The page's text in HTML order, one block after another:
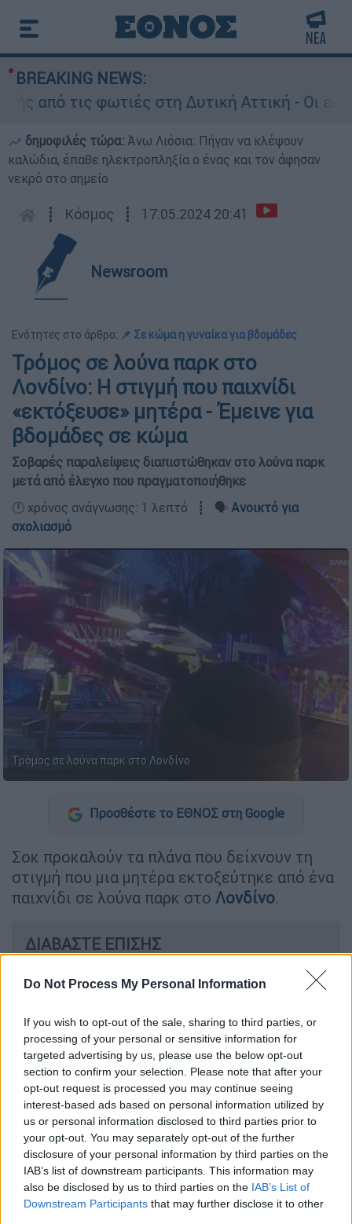
Do Not Process My Personal Information
If you wish to opt-out of the sale, sharing to third parties, or
processing of your personal or sensitive information for
targeted advertising by us, please use the below opt-out
section to confirm your selection. Please note that after your
opt-out request is processed you may continue seeing
interest-based ads based on personal information utilized by
us or personal information disclosed to third parties prior to
your opt-out. You may separately opt-out of the further
disclosure of your personal information by third parties on the
IAB’s list of downstream participants. This information may
also be disclosed by us to third parties on the IAB’s List of
Downstream Participants that may further disclose it to other
BREAKING NEWS:
τις φωτιές στη Δυτική Αττική - Οι
δημοφιλές τώρα: Άνω Λιόσια: Πήγαν να κλέψουν
καλώδια, έπαθε ηλεκτροπληξία ο ένας και τον άφησαν
νεκρό στο σημείο
┋ Κόσμος ┋ 17.05.2024 20:41
Newsroom
Ενότητες στο άρθρο: 📌 Σε κώμα η γυναίκα για βδομάδες
Τρόμος σε λούνα παρκ στο
Λονδίνο: Η στιγμή που παιχνίδι
«εκτόξευσε» μητέρα - Έμεινε για
βδομάδες σε κώμα
Σοβαρές παραλείψεις διαπιστώθηκαν στο λούνα παρκ
μετά από έλεγχο που πραγματοποιήθηκε
🕛 χρόνος ανάγνωσης: 1 λεπτό ┋ 🗣️ Ανοικτό για
σχολιασμό
Τρόμος σε λούνα παρκ στο Λονδίνο
Προσθέστε το ΕΘΝΟΣ στη Google
Σοκ προκαλούν τα πλάνα που δείχνουν τη
στιγμή που μια μητέρα εκτοξεύτηκε από ένα
παιχνίδι σε λούνα παρκ στο Λονδίνο.
ΔΙΑΒΑΣΤΕ ΕΠΙΣΗΣ
Κόσμος|17.05.2024 15:45
τον πρωθυπουργό της Σλοβακίας –
Σοβαρή παραμένει η κατάστασή του
Η 51χρονηΚάντρα Αλίδεν ήταν σωστά
δεμένη στο Xcelerator ride σελούνα παρκ
στο δυτικόΛονδίνο, όπως δήλωσαν οι Αρχές
υγείας και ασφάλειας με αποτέλεσμα να
προσπαθεί να κρατηθεί από το παιχνίδι